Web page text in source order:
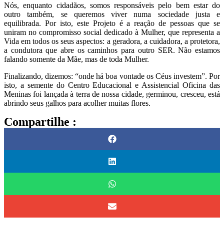
Nós, enquanto cidadãos, somos responsáveis pelo bem estar do
outro também, se queremos viver numa sociedade justa e
equilibrada. Por isto, este Projeto é a reação de pessoas que se
uniram no compromisso social dedicado à Mulher, que representa a
Vida em todos os seus aspectos: a geradora, a cuidadora, a protetora,
a condutora que abre os caminhos para outro SER. Não estamos
falando somente da Mãe, mas de toda Mulher.
Finalizando, dizemos: “onde há boa vontade os Céus investem”. Por
isto, a semente do Centro Educacional e Assistencial Oficina das
Meninas foi lançada à terra de nossa cidade, germinou, cresceu, está
abrindo seus galhos para acolher muitas flores.
Compartilhe :